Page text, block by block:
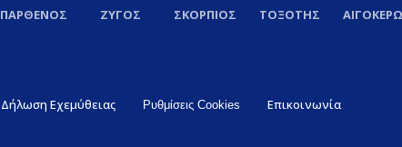
ΠΑΡΘΕΝΟΣ ΖΥΓΟΣ ΣΚΟΡΠΙΟΣ ΤΟΞΟΤΗΣ
Δήλωση Εχεμύθειας Ρυθμίσεις Cookies Επικοινωνία